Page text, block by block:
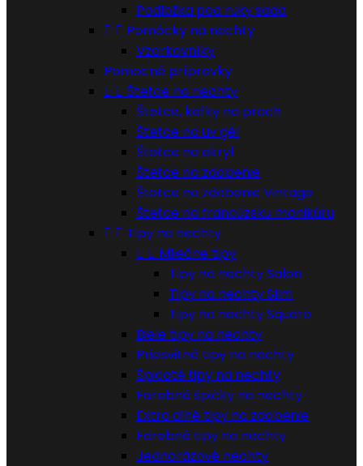
Podložka pod ruky sada
  Pomôcky na nechty
Vzorkovníky
Pomocné prípravky
  Štetce na nechty
Štetce, kefky na prach
Štetce na uv gél
Štetce na akryl
Štetce na zdobenie
Štetce na zdobenie Vintage
Štetce na francúzsku manikúru
  Tipy na nechty
  Mliečne tipy
Tipy na nechty Salon
Tipy na nechty Slim
Tipy na nechty Squere
Biele tipy na nechty
Priesvitné tipy na nechty
Špicaté tipy na nechty
Farebné špičky na nechty
Extra dlhé tipy na zdobenie
Farebné tipy na nechty
Jednorázové nechty